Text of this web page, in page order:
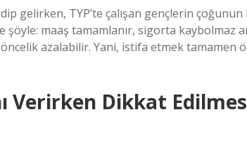
gelirken, TYP’te çalışan gençlerin çoğunun
şöyle: maaş tamamlanır, sigorta kaybolmaz
azalabilir. Yani, istifa etmek tamamen
Verirken Dikkat